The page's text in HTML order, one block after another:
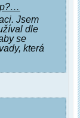
Jsem
dle
se
která